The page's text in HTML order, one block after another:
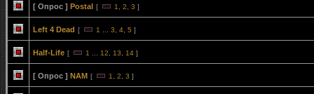
[ Опрос ] Postal [ 1 2 3 ]
Left 4 Dead [ 1 3 4 5 ]
Half-Life [ 1 12 13 14 ]
[ Опрос ] NAM [ 1 2 3 ]